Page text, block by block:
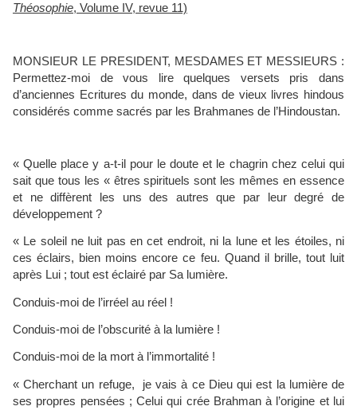
Théosophie, Volume IV, revue 11)
MONSIEUR LE PRESIDENT, MESDAMES ET MESSIEURS :
Permettez-moi de vous lire quelques versets pris dans
d’anciennes Ecritures du monde, dans de vieux livres hindous
considérés comme sacrés par les Brahmanes de l’Hindoustan.
« Quelle place y a-t-il pour le doute et le chagrin chez celui qui
sait que tous les « êtres spirituels sont les mêmes en essence
et ne diffèrent les uns des autres que par leur degré de
développement ?
« Le soleil ne luit pas en cet endroit, ni la lune et les étoiles, ni
ces éclairs, bien moins encore ce feu. Quand il brille, tout luit
après Lui ; tout est éclairé par Sa lumière.
Conduis-moi de l’irréel au réel !
Conduis-moi de l’obscurité à la lumière !
Conduis-moi de la mort à l’immortalité !
« Cherchant un refuge, je vais à ce Dieu qui est la lumière de
ses propres pensées ; Celui qui crée Brahman à l’origine et lui